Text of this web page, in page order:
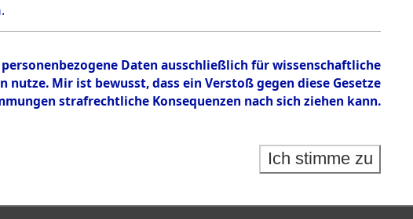
Daten ausschließlich für wissenschaftliche
Mir ist bewusst, dass ein Verstoß gegen diese Gesetze
strafrechtliche Konsequenzen nach sich ziehen kann.
Ich stimme zu